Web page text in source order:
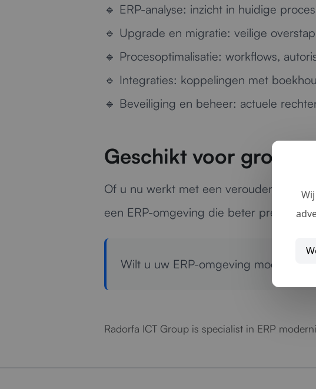
🔹 ERP-analyse: inzicht in huidige
🔹 Upgrade en migratie: veilige
🔹 Procesoptimalisatie: workflows,
🔹 Integraties: koppelingen met
🔹 Beveiliging en beheer: actuele
Geschikt voor
Of u nu werkt met een verouderd
een ERP-omgeving die beter presteert,
Wilt u uw ERP-omgeving
Radorfa ICT Group is specialist in ERP